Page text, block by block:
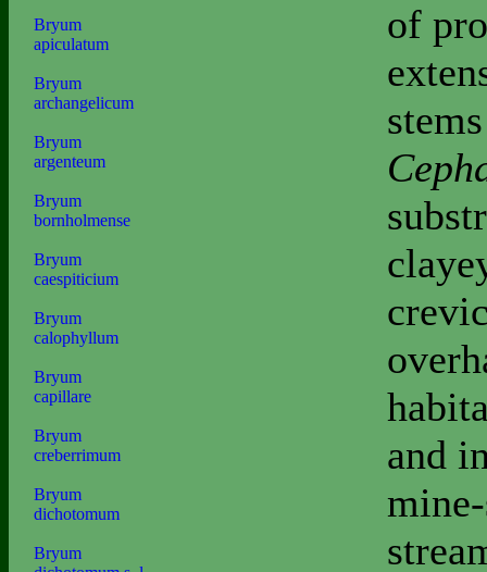
Bryum
apiculatum
Bryum
archangelicum
Bryum
argenteum
Bryum
bornholmense
Bryum
caespiticium
Bryum
calophyllum
Bryum
capillare
Bryum
creberrimum
Bryum
dichotomum
Bryum
of
and